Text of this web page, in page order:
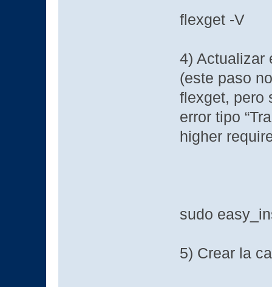
flexget -V
4) Actualizar
(este paso
flexget, pero
error tipo
higher
sudo
5) Crear la